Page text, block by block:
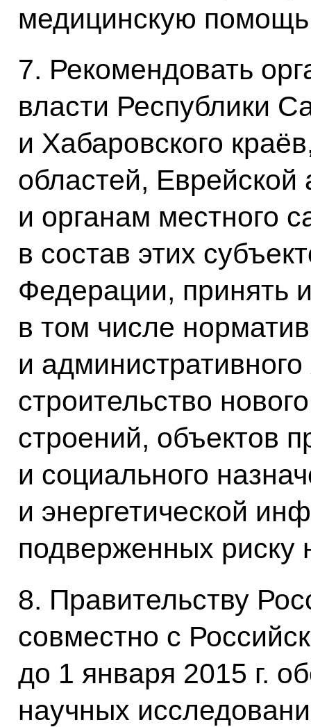
медицинскую
7. Рекомендовать
власти Республики
и Хабаровского
областей,
и органам местного
в состав этих
Федерации,
в том числе
и
строительство
строений, объектов
и социального
и энергетической
подверженных риску
8. Правительству
совместно с
до 1 января 2015 г.
научных